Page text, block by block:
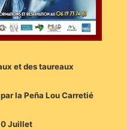
et des taureaux
la Peña Lou Carretié
Juillet